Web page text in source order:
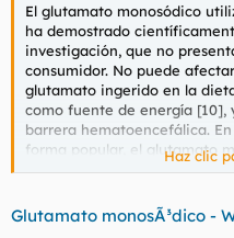
El glutamato monosódico
ha demostrado
investigación, que no
consumidor. No puede
glutamato ingerido en la
como fuente de energía [10],
barrera hematoencefálica.
forma popular, el glutamato
ninguna relación con otras
recientes no se ha
ningún tipo de efecto
Haz clic
Glutamato monosÃ³dico -